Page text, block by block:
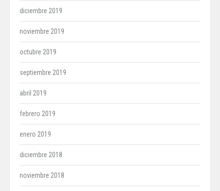
diciembre 2019
noviembre 2019
octubre 2019
septiembre 2019
abril 2019
febrero 2019
enero 2019
diciembre 2018
noviembre 2018